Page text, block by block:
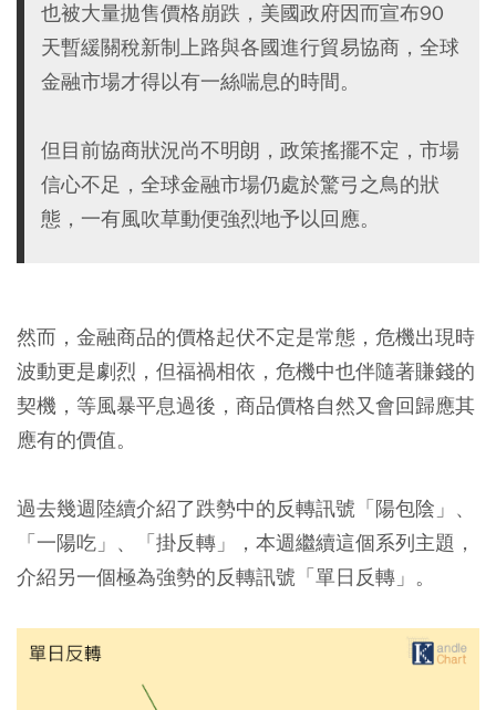
也被大量拋售價格崩跌，美國政府因而宣布90
天暫緩關稅新制上路與各國進行貿易協商，全球
金融市場才得以有一絲喘息的時間。
但目前協商狀況尚不明朗，政策搖擺不定，市場
信心不足，全球金融市場仍處於驚弓之鳥的狀
態，一有風吹草動便強烈地予以回應。
然而，金融商品的價格起伏不定是常態，危機出現時
波動更是劇烈，但福禍相依，危機中也伴隨著賺錢的
契機，等風暴平息過後，商品價格自然又會回歸應其
應有的價值。
過去幾週陸續介紹了跌勢中的反轉訊號「陽包陰」、
「一陽吃」、「掛反轉」，本週繼續這個系列主題，
介紹另一個極為強勢的反轉訊號「單日反轉」。